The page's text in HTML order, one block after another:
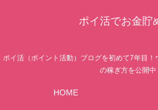
ポイ活でお金貯
ポイ活（ポイント活動）ブログを初めて7年目！
の稼ぎ方を公開中
HOME